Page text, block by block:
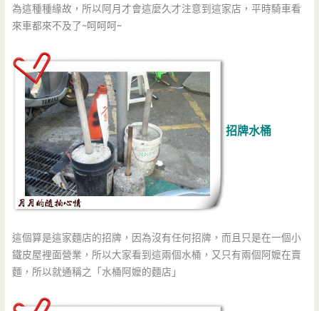
為這種種緣故，所以阿月才會這麼久才注意到這家店，平時騎車看
來車都來不及了~呵呵呵~
招牌水桶
這個算是這家麵店的招牌，因為沒有任何招牌，而且只是在一個小
鐵皮屋裡面營業，所以大家看到這兩個水桶，又只有兩個阿嬤在賣
麵，所以就通稱之「水桶阿嬤的麵店」